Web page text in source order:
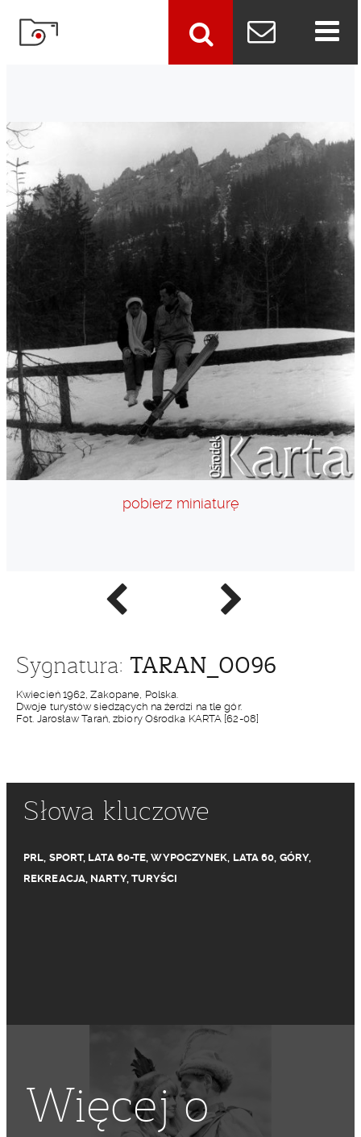
Poprzednie
zdjęcie
Następne
zdjęcie
pobierz miniaturę
Sygnatura: TARAN_0096
Kwiecień 1962, Zakopane, Polska.
Dwoje turystów siedzących na żerdzi na tle gór.
Fot. Jarosław Tarań, zbiory Ośrodka KARTA [62-08]
Słowa kluczowe
PRL, SPORT, LATA 60-TE,WYPOCZYNEK, LATA 60, GÓRY,
REKREACJA, NARTY, TURYŚCI
Więcej o